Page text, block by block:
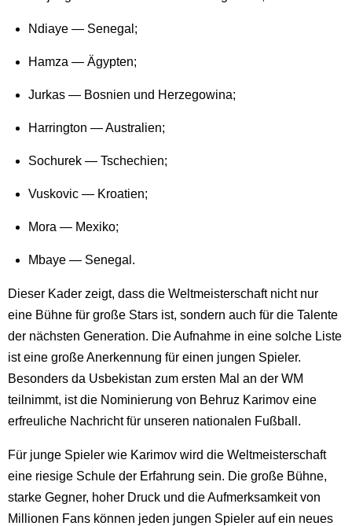
Ndiaye — Senegal;
Hamza — Ägypten;
Jurkas — Bosnien und Herzegowina;
Harrington — Australien;
Sochurek — Tschechien;
Vuskovic — Kroatien;
Mora — Mexiko;
Mbaye — Senegal.
Dieser Kader zeigt, dass die Weltmeisterschaft nicht nur
eine Bühne für große Stars ist, sondern auch für die Talente
der nächsten Generation. Die Aufnahme in eine solche Liste
ist eine große Anerkennung für einen jungen Spieler.
Besonders da Usbekistan zum ersten Mal an der WM
teilnimmt, ist die Nominierung von Behruz Karimov eine
erfreuliche Nachricht für unseren nationalen Fußball.
Für junge Spieler wie Karimov wird die Weltmeisterschaft
eine riesige Schule der Erfahrung sein. Die große Bühne,
starke Gegner, hoher Druck und die Aufmerksamkeit von
Millionen Fans können jeden jungen Spieler auf ein neues